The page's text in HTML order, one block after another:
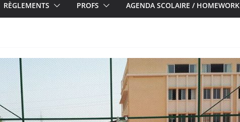
RÈGLEMENTS PROFS AGENDA SCOLAIRE / HOMEWORK